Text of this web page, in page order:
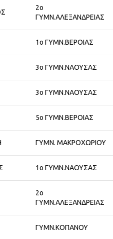
2ο
ΓΥΜΝ.ΑΛΕΞΑΝΔΡΕΙΑΣ
1ο ΓΥΜΝ.ΒΕΡΟΙΑΣ
3ο ΓΥΜΝ.ΝΑΟΥΣΑΣ
3ο ΓΥΜΝ.ΝΑΟΥΣΑΣ
5ο ΓΥΜΝ.ΒΕΡΟΙΑΣ
ΓΥΜΝ. ΜΑΚΡΟΧΩΡΙΟΥ
1ο ΓΥΜΝ.ΝΑΟΥΣΑΣ
2ο
ΓΥΜΝ.ΑΛΕΞΑΝΔΡΕΙΑΣ
ΓΥΜΝ.ΚΟΠΑΝΟΥ